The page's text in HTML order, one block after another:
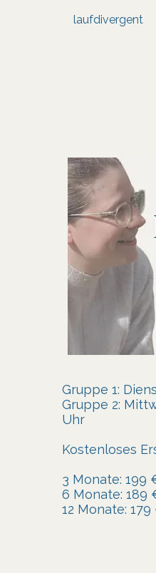
laufdivergent
Gruppe 1:
Gruppe 2:
Uhr​
Kostenloses
3 Monate:
6 Monate:
12 Monate: